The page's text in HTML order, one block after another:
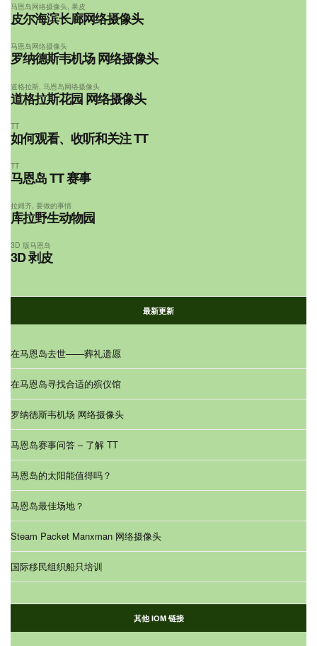
马恩岛网络摄像头, 果皮
皮尔海滨长廊网络摄像头
马恩岛网络摄像头
罗纳德斯韦机场 网络摄像头
道格拉斯 马恩岛网络摄像头
道格拉斯花园 网络摄像头
TT
如何观看、收听和关注 TT
TT
马恩岛 TT 赛事
拉姆齐, 要做的事情
库拉野生动物园
3D 版马恩岛
3D 剥皮
最新更新
在马恩岛去世——葬礼遗愿
在马恩岛寻找合适的殡仪馆
罗纳德斯韦机场 网络摄像头
马恩岛赛事问答 – 了解 TT
马恩岛的太阳能值得吗？
马恩岛最佳场地？
Steam Packet Manxman 网络摄像头
国际移民组织船只培训
其他 IOM 链接